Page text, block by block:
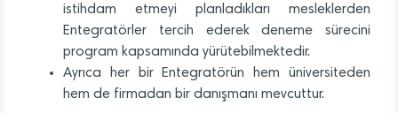
istihdam etmeyi planladıkları mesleklerden
Entegratörler tercih ederek deneme sürecini
program kapsamında yürütebilmektedir.
Ayrıca her bir Entegratörün hem üniversiteden
hem de firmadan bir danışmanı mevcuttur.